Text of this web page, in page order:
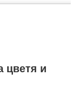
цветя и